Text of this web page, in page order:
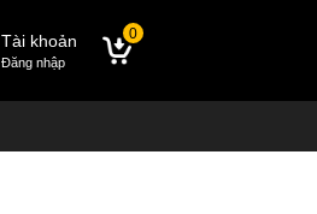
Tài khoản
Đăng nhập
0